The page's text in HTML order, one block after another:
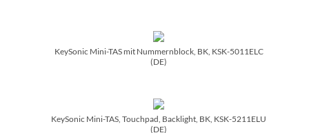
KeySonic Mini-TAS mit Nummernblock, BK, KSK-5011ELC
(DE)
KeySonic Mini-TAS, Touchpad, Backlight, BK, KSK-5211ELU
(DE)